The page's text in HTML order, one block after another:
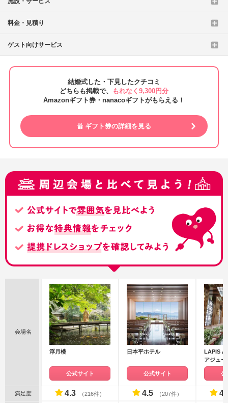
料金・見積り
ゲスト向けサービス
結婚式した・下見したクチコミ
どちらも掲載で、
もれなく9,300円分
Amazonギフト券・nanacoギフトがもらえる！
ギフト券の詳細を見る
会場名
浮月楼
公式サイト
日本平ホテル
公式サイト
LAPIS
アジュ
グループ
公
満足度 4.3 （216件） 4.5 （207件）